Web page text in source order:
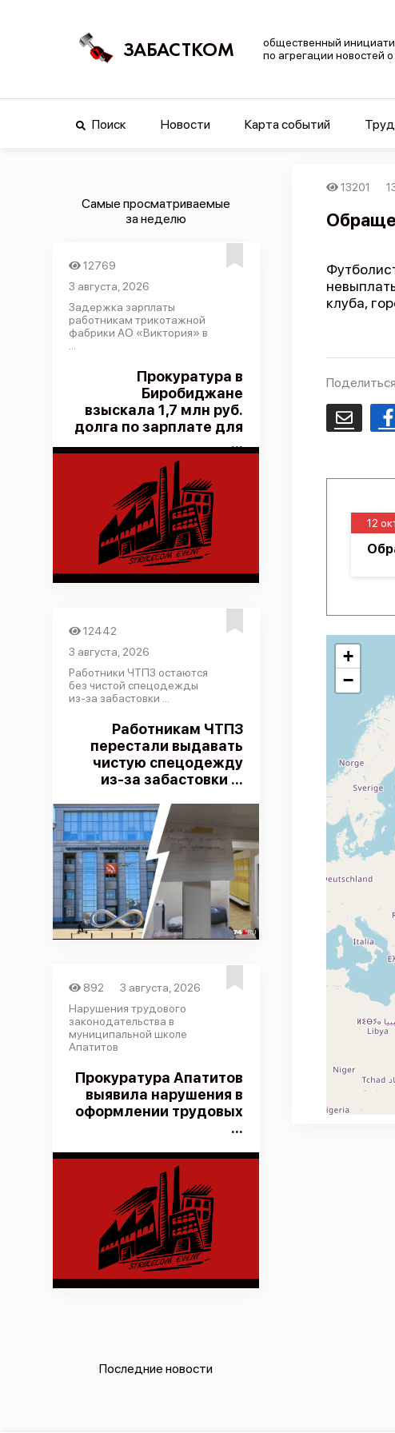
ЗАБАСТКОМ
общественный
по агрегации новостей
Поиск Новости Карта событий
Самые просматриваемые
за неделю
12769
3 августа, 2026
Задержка зарплаты
работникам трикотажной
фабрики АО «Виктория» в
Прокуратура в
Биробиджане
взыскала 1,7 млн руб.
долга по зарплате для
...
12442
3 августа, 2026
Работники ЧТПЗ остаются
без чистой спецодежды
из-за забастовки ...
Работникам ЧТПЗ
перестали выдавать
чистую спецодежду
из-за забастовки ...
892
3 августа, 2026
Нарушения трудового
законодательства в
муниципальной школе
Апатитов
Прокуратура Апатитов
выявила нарушения в
оформлении трудовых
...
Последние новости
13201
клуба,
Поделиться
Email
12
+
−